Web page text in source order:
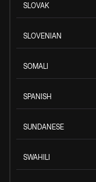
SLOVAK
SLOVENIAN
SOMALI
SPANISH
SUNDANESE
SWAHILI